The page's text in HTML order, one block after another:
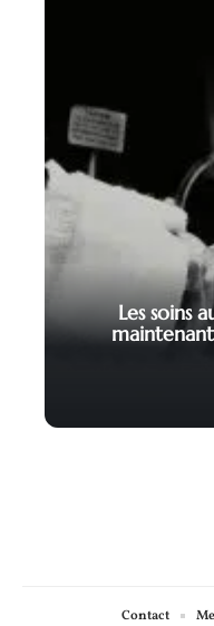
Les soins
Contact